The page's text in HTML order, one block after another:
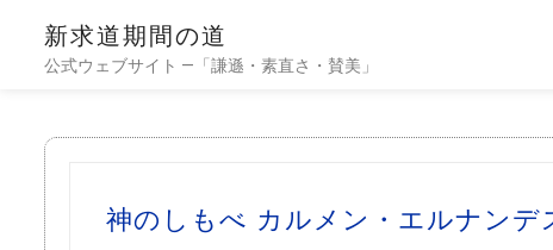
新求道期間の道
公式ウェブサイト —「謙遜・素直さ・賛美」
神のしもべ カルメン・エルナンデ